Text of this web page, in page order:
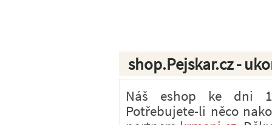
shop.Pejskar.cz -
Náš eshop ke dni
Potřebujete-li něco